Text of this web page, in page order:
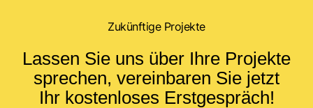
Zukünftige Projekte
Lassen Sie uns über Ihre Projekte
sprechen, vereinbaren Sie jetzt
Ihr kostenloses Erstgespräch!